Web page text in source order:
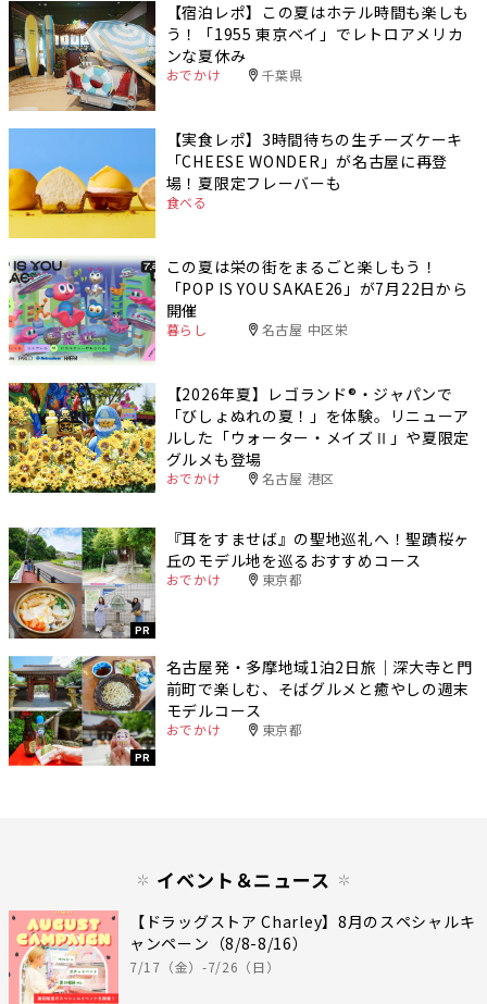
【宿泊レポ】この夏はホテル時間も楽しも
う！「1955 東京ベイ」でレトロアメリカ
ンな夏休み
おでかけ 千葉県
【実食レポ】3時間待ちの生チーズケーキ
「CHEESE WONDER」が名古屋に再登
場！夏限定フレーバーも
食べる
この夏は栄の街をまるごと楽しもう！
「POP IS YOU SAKAE26」が7月22日から
開催
暮らし 名古屋 中区栄
【2026年夏】レゴランド®・ジャパンで
「びしょぬれの夏！」を体験。リニューア
ルした「ウォーター・メイズⅡ」や夏限定
グルメも登場
おでかけ 名古屋 港区
PR
『耳をすませば』の聖地巡礼へ！聖蹟桜ヶ
丘のモデル地を巡るおすすめコース
おでかけ 東京都
PR
名古屋発・多摩地域1泊2日旅｜深大寺と門
前町で楽しむ、そばグルメと癒やしの週末
モデルコース
おでかけ 東京都
イベント＆ニュース
【ドラッグストア Charley】8月のスペシャルキ
ャンペーン（8/8-8/16）
7/17（金）-7/26（日）